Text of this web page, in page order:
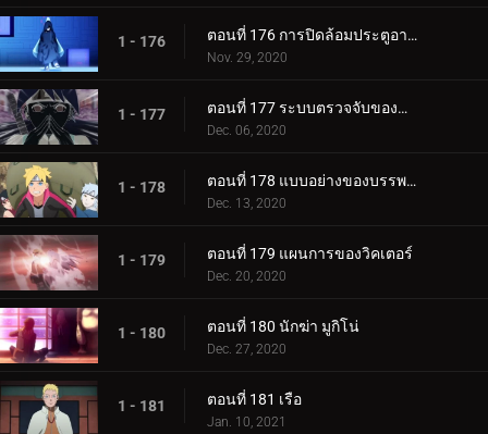
1 - 176 ตอนที่ 176 การปิดล้อมประตูอาอุน!
Nov. 29, 2020
1 - 177 ตอนที่ 177 ระบบตรวจจับของกำแพงเหล็ก
Dec. 06, 2020
1 - 178 ตอนที่ 178 แบบอย่างของบรรพบุรุษของเรา
Dec. 13, 2020
1 - 179 ตอนที่ 179 แผนการของวิคเตอร์
Dec. 20, 2020
1 - 180 ตอนที่ 180 นักฆ่า มูกิโน่
Dec. 27, 2020
1 - 181 ตอนที่ 181 เรือ
Jan. 10, 2021